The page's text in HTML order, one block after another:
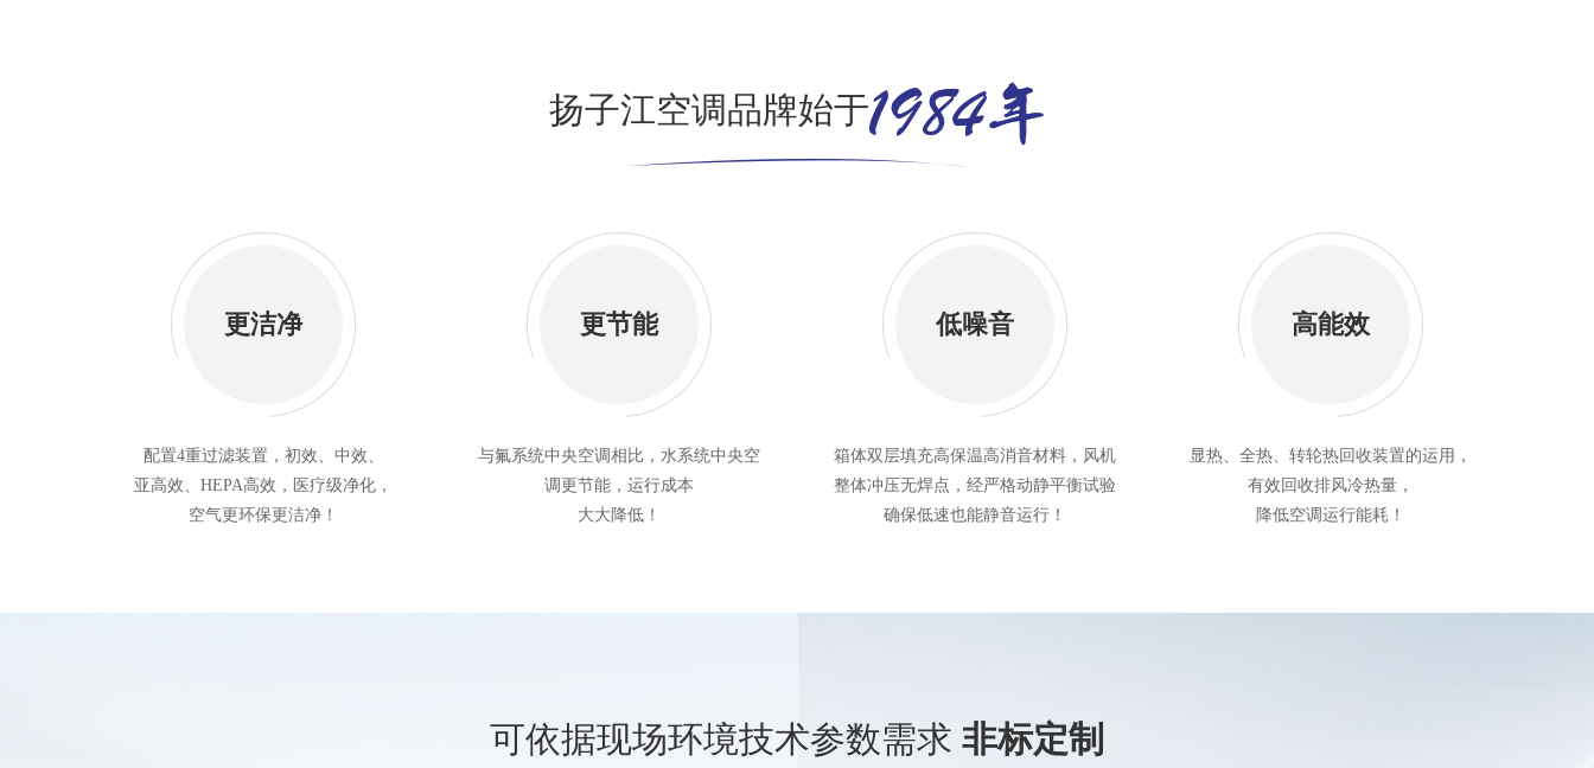
扬子江空调品牌始于
更洁净
配置4重过滤装置，初效、中效、
亚高效、HEPA高效，医疗级净化，
空气更环保更洁净！
更节能
与氟系统中央空调相比，水系统中央空
调更节能，运行成本
大大降低！
低噪音
箱体双层填充高保温高消音材料，风机
整体冲压无焊点，经严格动静平衡试验
确保低速也能静音运行！
高能效
显热、全热、转轮热回收装置的运用，
有效回收排风冷热量，
降低空调运行能耗！
可依据现场环境技术参数需求 非标定制